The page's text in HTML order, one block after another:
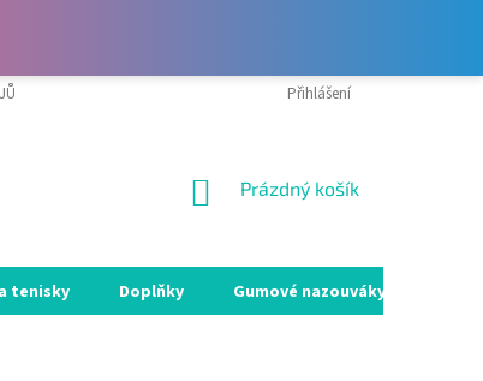
MOJE OBJEDNÁVKA
Přihlášení
NÁKUPNÍ
Prázdný košík
tenisky Doplňky Gumové nazouváky